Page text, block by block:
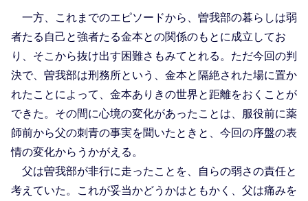
一方、これまでのエピソードから、曽我部の暮らしは弱
者たる自己と強者たる金本との関係のもとに成立してお
り、そこから抜け出す困難さもみてとれる。ただ今回の判
決で、曽我部は刑務所という、金本と隔絶された場に置か
れたことによって、金本ありきの世界と距離をおくことが
できた。その間に心境の変化があったことは、服役前に薬
師前から父の刺青の事実を聞いたときと、今回の序盤の表
情の変化からうかがえる。
父は曽我部が非行に走ったことを、自らの弱さの責任と
考えていた。これが妥当かどうかはともかく、父は痛みを